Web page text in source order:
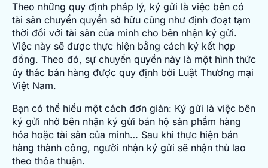
Theo những quy định pháp lý, ký gửi là việc bên có
tài sản chuyển quyền sở hữu cũng như định đoạt tạm
thời đối với tài sản của mình cho bên nhận ký gửi.
Việc này sẽ được thực hiện bằng cách ký kết hợp
đồng. Theo đó, sự chuyển quyền này là một hình thức
úy thác bán hàng được quy định bởi Luật Thương mại
Việt Nam.
Bạn có thể hiểu một cách đơn giản: Ký gửi là việc bên
ký gửi nhờ bên nhận ký gửi bán hộ sản phẩm hàng
hóa hoặc tài sản của mình… Sau khi thực hiện bán
hàng thành công, người nhận ký gửi sẽ nhận thù lao
theo thỏa thuận.